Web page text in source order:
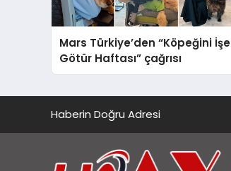
Mars Türkiye’den “Köpeğini İşe
Götür Haftası” çağrısı
Haberin Doğru Adresi